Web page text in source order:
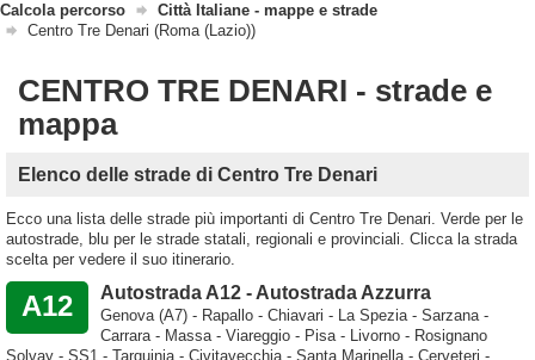
Calcola percorso
Città Italiane - mappe e strade
Centro Tre Denari (Roma (Lazio))
CENTRO TRE DENARI - strade e
mappa
Elenco delle strade di Centro Tre Denari
Ecco una lista delle strade più importanti di Centro Tre Denari. Verde per le
autostrade, blu per le strade statali, regionali e provinciali. Clicca la strada
scelta per vedere il suo itinerario.
A12 Autostrada A12 - Autostrada Azzurra
Genova (A7) - Rapallo - Chiavari - La Spezia - Sarzana -
Carrara - Massa - Viareggio - Pisa - Livorno - Rosignano
Solvay - SS1 - Tarquinia - Civitavecchia - Santa Marinella - Cerveteri -